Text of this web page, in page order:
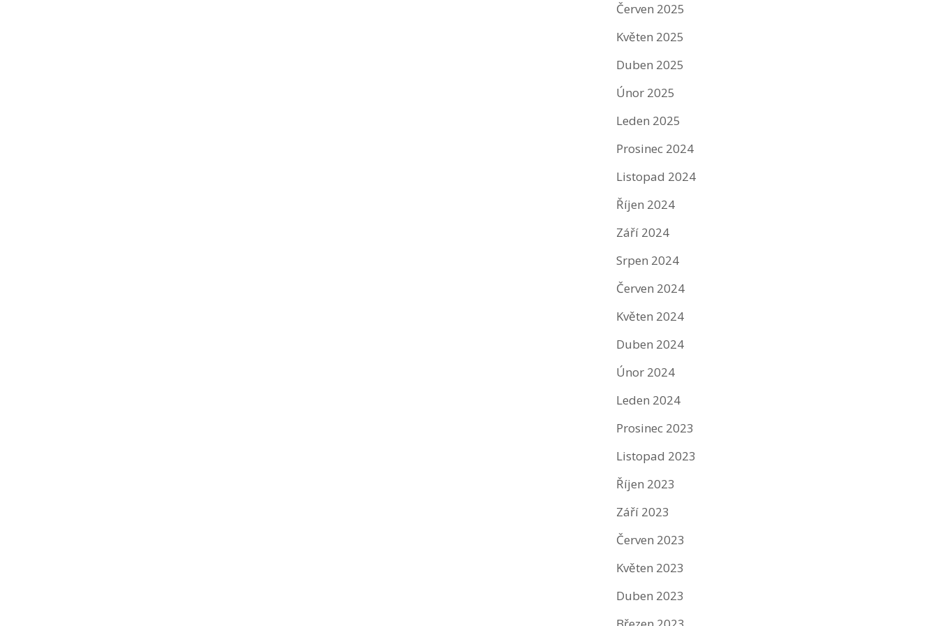
Červen 2025
Květen 2025
Duben 2025
Únor 2025
Leden 2025
Prosinec 2024
Listopad 2024
Říjen 2024
Září 2024
Srpen 2024
Červen 2024
Květen 2024
Duben 2024
Únor 2024
Leden 2024
Prosinec 2023
Listopad 2023
Říjen 2023
Září 2023
Červen 2023
Květen 2023
Duben 2023